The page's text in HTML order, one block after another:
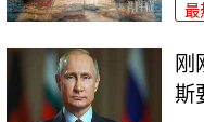
最
刚
斯